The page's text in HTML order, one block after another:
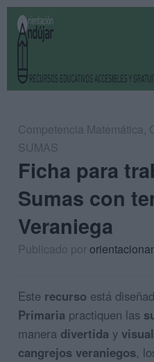
Competencia Matemática,
SUMAS
Ficha para
Sumas con
Veraniega
Publicado por
Este recurso está
Primaria practiquen las
manera divertida y visual
cangrejos veraniegos,